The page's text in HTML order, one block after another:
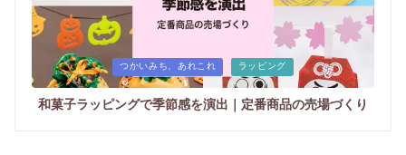
Posted
in
つかいみち、あれこれ ラッピング
和菓子ラッピングで季節感を演出｜定番商品の売場づくり